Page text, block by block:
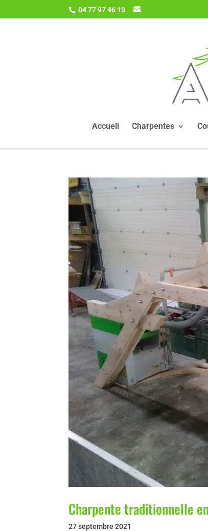
04 77 97 46 13
Accueil Charpentes
Charpente traditionnelle
27 septembre 2021